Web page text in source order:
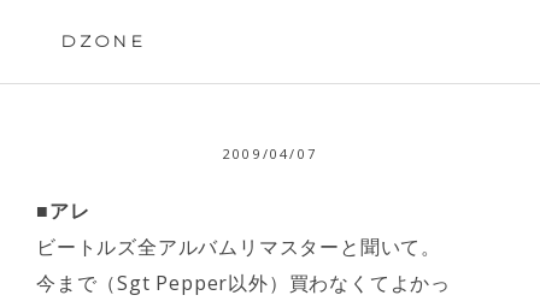
DZONE
2009/04/07
■アレ
ビートルズ全アルバムリマスターと聞いて。
今まで（Sgt Pepper以外）買わなくてよかっ